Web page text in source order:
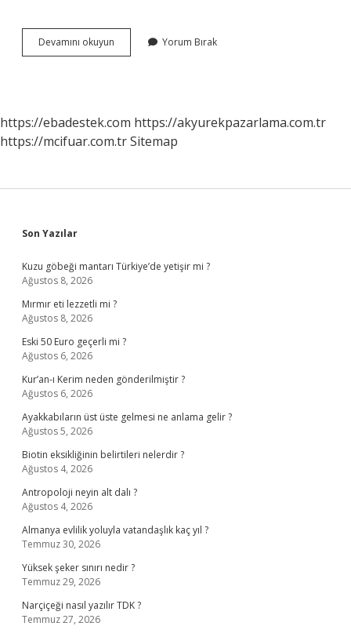
Devamını okuyun
Hangi
Yorum Bırak
https://ebadestek.com https://akyurekpazarlama.com.tr
https://mcifuar.com.trSitemap
Sidebar
Son Yazılar
Kuzu göbeği mantarı Türkiye’de yetişir mi ?
Ağustos 8, 2026
Mırmır eti lezzetli mi ?
Ağustos 8, 2026
Eski 50 Euro geçerli mi ?
Ağustos 6, 2026
Kur’an-ı Kerim neden gönderilmiştir ?
Ağustos 6, 2026
Ayakkabıların üst üste gelmesi ne anlama gelir ?
Ağustos 5, 2026
Biotin eksikliğinin belirtileri nelerdir ?
Ağustos 4, 2026
Antropoloji neyin alt dalı ?
Ağustos 4, 2026
Almanya evlilik yoluyla vatandaşlık kaç yıl ?
Temmuz 30, 2026
Yüksek şeker sınırı nedir ?
Temmuz 29, 2026
Narçiçeği nasıl yazılır TDK ?
Temmuz 27, 2026